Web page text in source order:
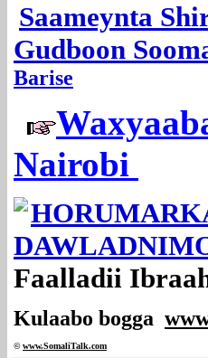
Saameynta
Gudboon
Barise
Nairobi
Faalladii
Kulaabo bogga
©www.SomaliTalk.com